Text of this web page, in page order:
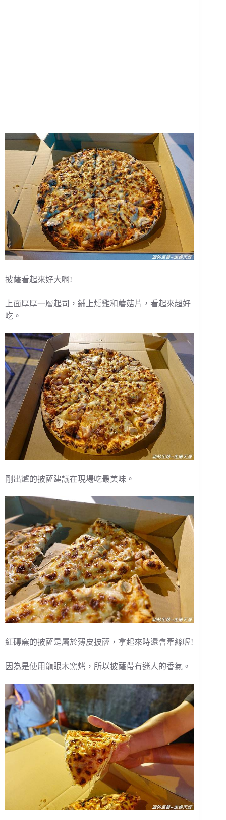
披薩看起來好大啊!
上面厚厚一層起司，鋪上燻雞和蘑菇片，看起來超好
吃。
剛出爐的披薩建議在現場吃最美味。
紅磚窯的披薩是屬於薄皮披薩，拿起來時還會牽絲喔!
因為是使用龍眼木窯烤，所以披薩帶有迷人的香氣。